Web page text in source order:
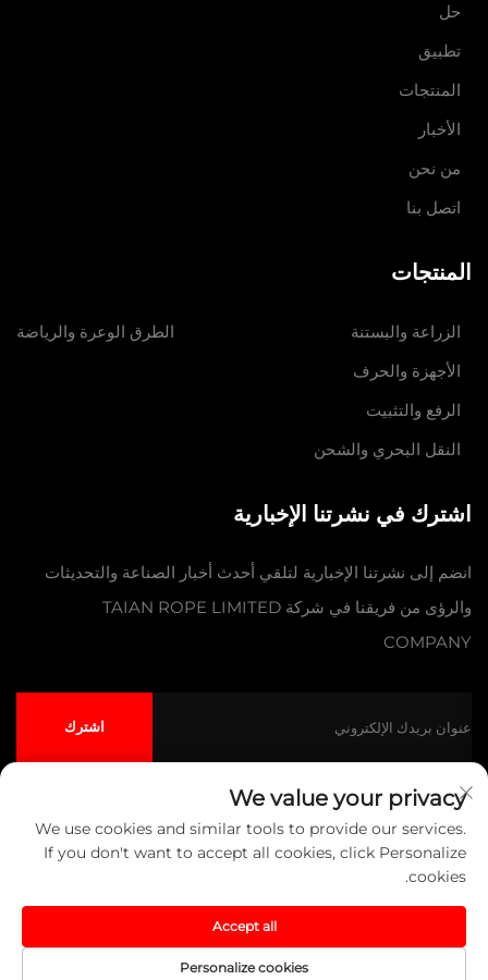
حل
تطبيق
المنتجات
الأخبار
من نحن
اتصل بنا
المنتجات
الزراعة والبستنة
الأجهزة والحرف
الرفع والتثبيت
النقل البحري والشحن
الطرق الوعرة والرياضة
اشترك في نشرتنا الإخبارية
انضم إلى نشرتنا الإخبارية لتلقي أحدث أخبار الصناعة والتحديثات
والرؤى من فريقنا في شركة TAIAN ROPE LIMITED
COMPANY
اشترك
حقوق النشر © شركة تايآن للحبال المحدودة جميع الحقوق محفوظةسياسة
الخصوصية
المدونة
انقر لأعلى
We value your privacy
We use cookies and similar tools to provide our services.
If you don't want to accept all cookies, click Personalize
cookies.
Personalize cookies
Accept all